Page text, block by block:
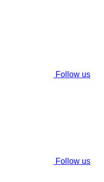
Follow us
Follow us